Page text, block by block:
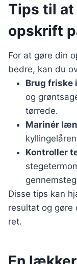
Tips til
opskrift
For at gøre din
bedre, kan du
Brug friske
og
tørrede.
Marinér
Kontroller
Disse tips kan
resultat og gøre
ret.